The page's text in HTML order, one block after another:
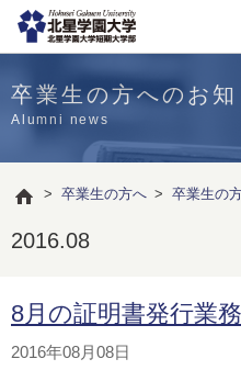
卒業生の方へのお
Alumni news
> 卒業生の方へ > 卒業生の
2016.08
8月の証明書発行業
2016年08月08日